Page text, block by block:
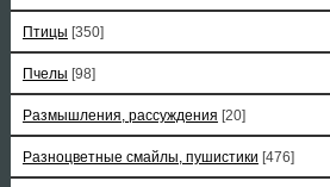
Птицы [350]
Пчелы [98]
Размышления, рассуждения [20]
Разноцветные смайлы, пушистики [476]